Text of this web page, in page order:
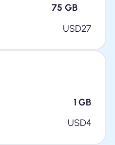
75 GB
USD27
1 GB
USD4